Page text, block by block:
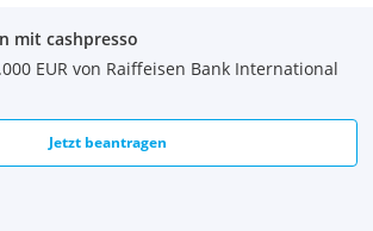
mit cashpresso
EUR von Raiffeisen Bank International
Jetzt beantragen